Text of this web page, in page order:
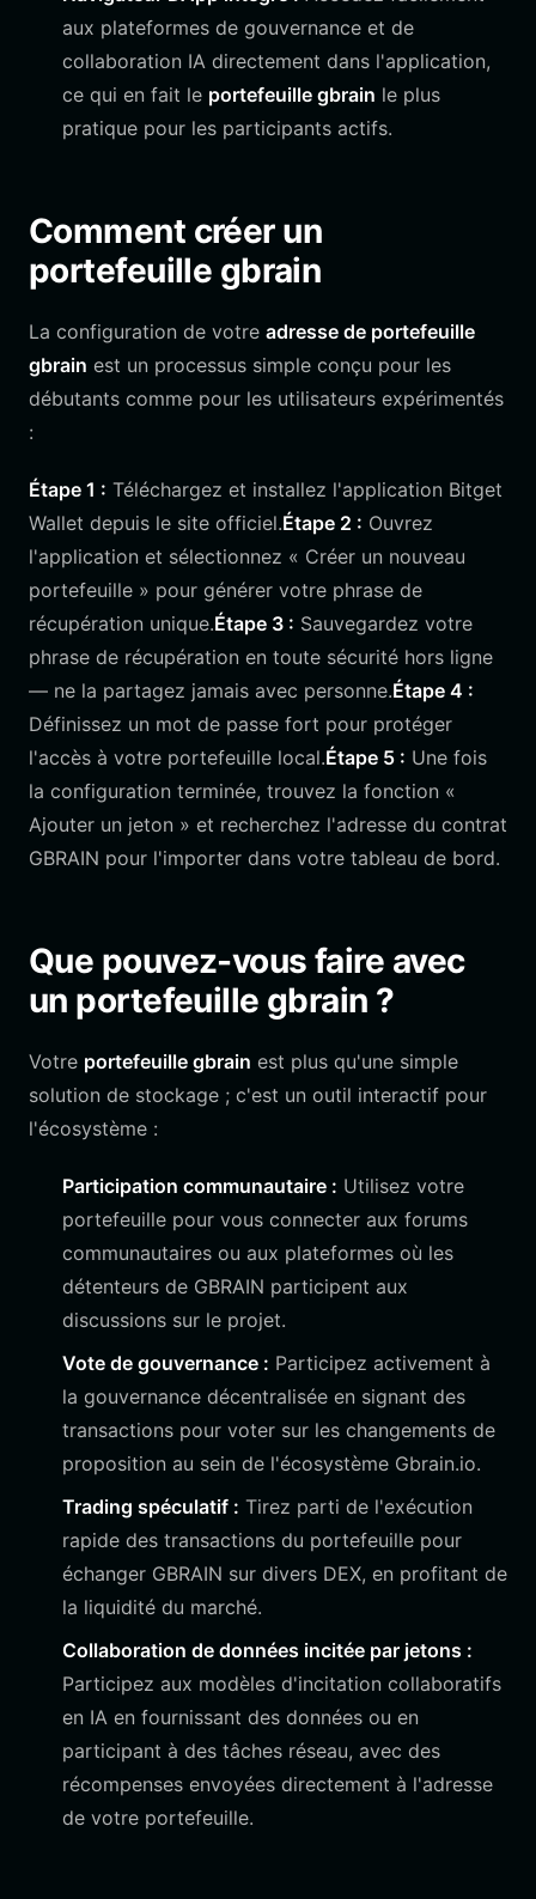
aux plateformes de gouvernance et de
collaboration IA directement dans l'application,
ce qui en fait le portefeuille gbrain le plus
pratique pour les participants actifs.
Comment créer un
portefeuille gbrain
La configuration de votre adresse de portefeuille
gbrain est un processus simple conçu pour les
débutants comme pour les utilisateurs expérimentés
:
Étape 1 : Téléchargez et installez l'application Bitget
Wallet depuis le site officiel.Étape 2 : Ouvrez
l'application et sélectionnez « Créer un nouveau
portefeuille » pour générer votre phrase de
récupération unique.Étape 3 : Sauvegardez votre
phrase de récupération en toute sécurité hors ligne
— ne la partagez jamais avec personne.Étape 4 :
Définissez un mot de passe fort pour protéger
l'accès à votre portefeuille local.Étape 5 : Une fois
la configuration terminée, trouvez la fonction «
Ajouter un jeton » et recherchez l'adresse du contrat
GBRAIN pour l'importer dans votre tableau de bord.
Que pouvez-vous faire avec
un portefeuille gbrain ?
Votre portefeuille gbrain est plus qu'une simple
solution de stockage ; c'est un outil interactif pour
l'écosystème :
Participation communautaire : Utilisez votre
portefeuille pour vous connecter aux forums
communautaires ou aux plateformes où les
détenteurs de GBRAIN participent aux
discussions sur le projet.
Vote de gouvernance : Participez activement à
la gouvernance décentralisée en signant des
transactions pour voter sur les changements de
proposition au sein de l'écosystème Gbrain.io.
Trading spéculatif : Tirez parti de l'exécution
rapide des transactions du portefeuille pour
échanger GBRAIN sur divers DEX, en profitant de
la liquidité du marché.
Collaboration de données incitée par jetons :
Participez aux modèles d'incitation collaboratifs
en IA en fournissant des données ou en
participant à des tâches réseau, avec des
récompenses envoyées directement à l'adresse
de votre portefeuille.